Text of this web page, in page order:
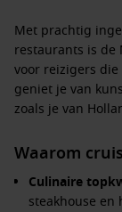
Met prachtig
restaurants is de
voor reizigers
geniet je van
zoals je van
Waarom
Culinaire
steakhouse en